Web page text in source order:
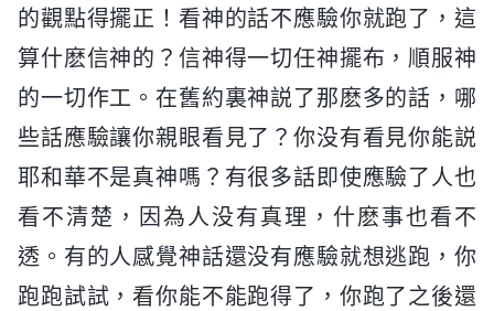
的觀點得擺正！看神的話不應驗你就跑了，這
算什麽信神的？信神得一切任神擺布，順服神
的一切作工。在舊約裏神説了那麽多的話，哪
些話應驗讓你親眼看見了？你没有看見你能説
耶和華不是真神嗎？有很多話即使應驗了人也
看不清楚，因為人没有真理，什麽事也看不
透。有的人感覺神話還没有應驗就想逃跑，你
跑跑試試，看你能不能跑得了，你跑了之後還